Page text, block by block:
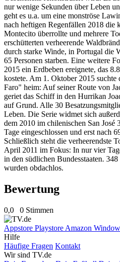
nur wenige Sekunden über Leben
geht es u.a. um eine monströse
nach heftigen Regenfällen 2018 die
Montecito überrollte und mehrere
erschütterten verheerende
durch starke Winde, in Portugal die
65 Personen starben. Eine weitere
2015 ein Erdbeben ereignete, das
kostete. Am 1. Oktober 2015 suchte
Faro" heim: Auf seiner Route von
geriet das Schiff in den Hurrikan
auf Grund. Alle 30
Leben. Die Serie widmet sich
dem 2010 im chilenischen San José
Tage eingeschlossen und erst nach
Schließlich steht die verheerendste
April 2011 im Fokus: In nur vier
in den südlichen Bundesstaaten.
wurden obdachlos.
Bewertung
0,0 0 Stimmen
Appstore Playstore Amazon
Hilfe
Häufige Fragen Kontakt
Wir sind TV.de